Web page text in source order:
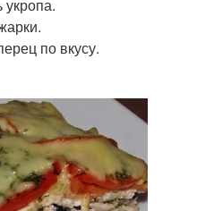
укропа.
по вкусу.